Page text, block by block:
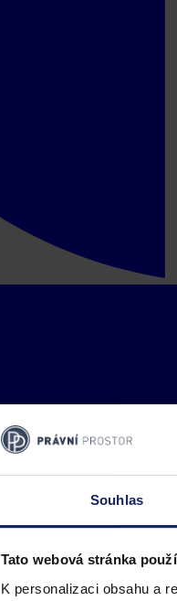
Souhlas
Tato webová stránka
K personalizaci obsahu a